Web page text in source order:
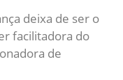
deixa de ser o
facilitadora do
de